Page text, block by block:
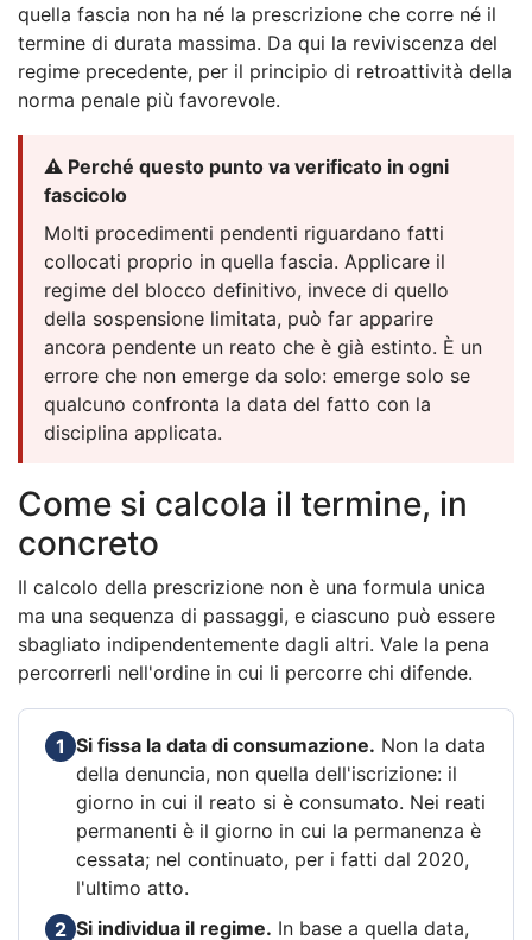
quella fascia non ha né la prescrizione che corre né il
termine di durata massima. Da qui la reviviscenza del
regime precedente, per il principio di retroattività della
norma penale più favorevole.
⚠️ Perché questo punto va verificato in ogni
fascicolo
Molti procedimenti pendenti riguardano fatti
collocati proprio in quella fascia. Applicare il
regime del blocco definitivo, invece di quello
della sospensione limitata, può far apparire
ancora pendente un reato che è già estinto. È un
errore che non emerge da solo: emerge solo se
qualcuno confronta la data del fatto con la
disciplina applicata.
Come si calcola il termine, in
concreto
Il calcolo della prescrizione non è una formula unica
ma una sequenza di passaggi, e ciascuno può essere
sbagliato indipendentemente dagli altri. Vale la pena
percorrerli nell'ordine in cui li percorre chi difende.
1 Si fissa la data di consumazione. Non la data
della denuncia, non quella dell'iscrizione: il
giorno in cui il reato si è consumato. Nei reati
permanenti è il giorno in cui la permanenza è
cessata; nel continuato, per i fatti dal 2020,
l'ultimo atto.
2 Si individua il regime. In base a quella data,